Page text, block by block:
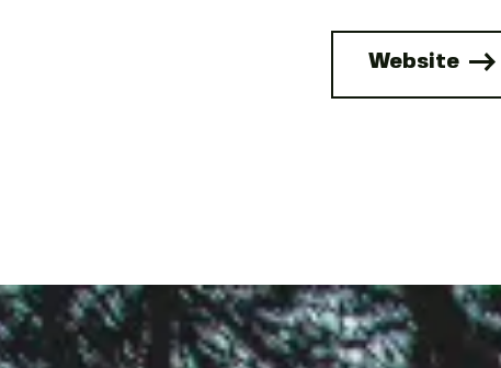
Website